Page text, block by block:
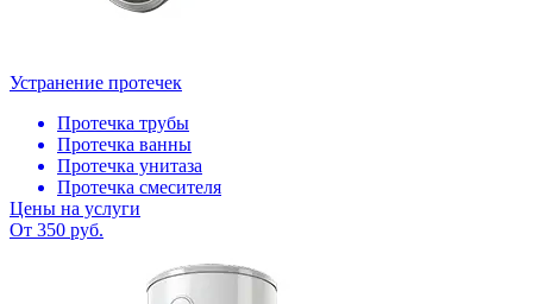
Устранение протечек
Протечка трубы
Протечка ванны
Протечка унитаза
Протечка смесителя
Цены на услуги
От 350 руб.